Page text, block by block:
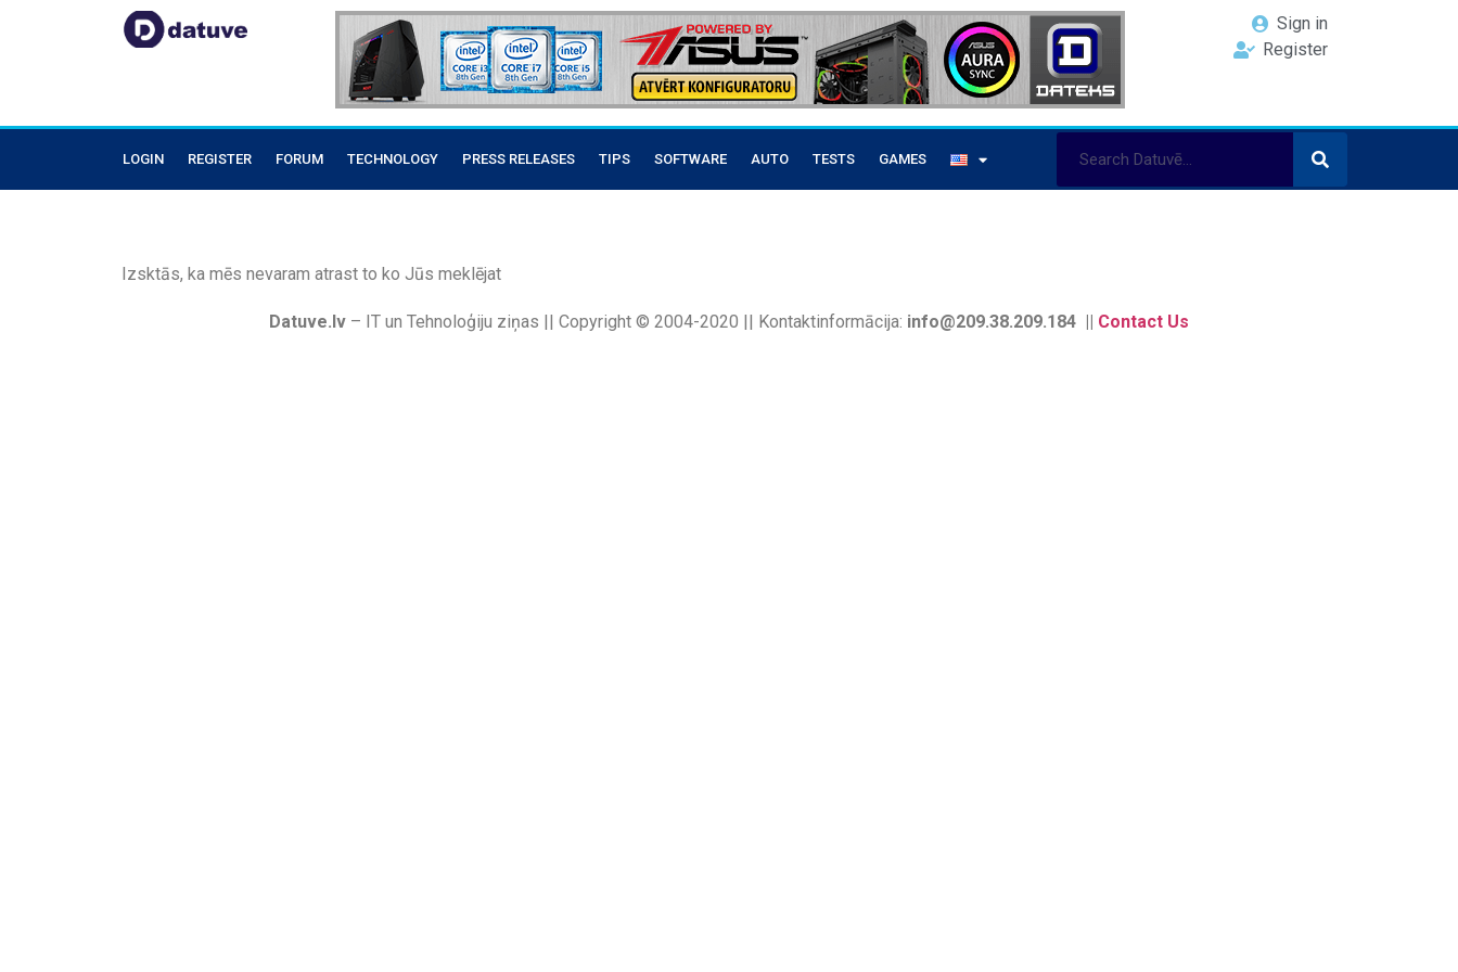
Sign in
Register
LOGIN REGISTER FORUM TECHNOLOGY PRESS RELEASES TIPS SOFTWARE AUTO TESTS GAMES
Izsktās, ka mēs nevaram atrast to ko Jūs meklējat
Datuve.lv – IT un Tehnoloģiju ziņas || Copyright © 2004-2020 || Kontaktinformācija: info@209.38.209.184 || Contact Us